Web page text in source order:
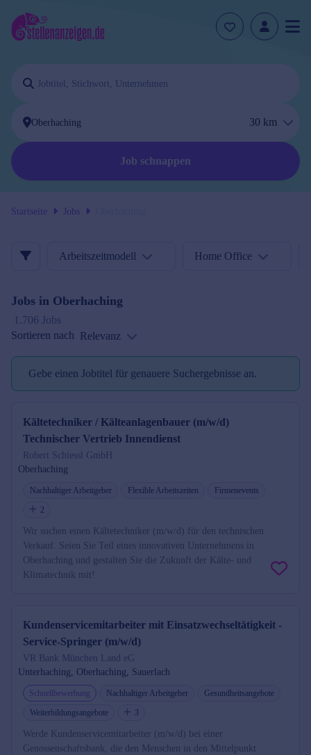
30 km
Job schnappen
Startseite Jobs
Arbeitszeitmodell Home Office
Jobs in Oberhaching
1.706 Jobs
Sortieren nach Relevanz
Gebe einen Jobtitel für genauere Suchergebnisse an.
Kältetechniker / Kälteanlagenbauer (m/w/d)
Technischer Vertrieb Innendienst
Robert Schiessl GmbH
Oberhaching
Nachhaltiger Arbeitgeber Flexible Arbeitszeiten
Firmenevents
2
Wir suchen einen Kältetechniker (m/w/d) für den technischen
Verkauf. Seien Sie Teil eines innovativen Unternehmens in
Oberhaching und gestalten Sie die Zukunft der Kälte- und
Klimatechnik mit!
Kundenservicemitarbeiter mit Einsatzwechseltätigkeit -
Service-Springer (m/w/d)
VR Bank München Land eG
Unterhaching, Oberhaching, Sauerlach
Schnellbewerbung Nachhaltiger Arbeitgeber
Gesundheitsangebote
Weiterbildungsangebote
3
Werde Kundenservicemitarbeiter (m/w/d) bei einer
Genossenschaftsbank, die den Menschen in den Mittelpunkt